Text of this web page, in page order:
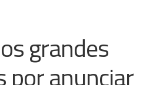
grandes
por anunciar